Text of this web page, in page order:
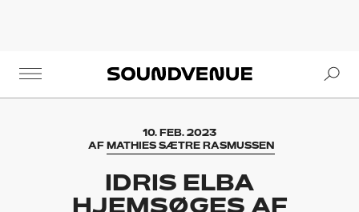
Soundvenue
10. FEB. 2023
AF MATHIES SÆTRE RASMUSSEN
IDRIS ELBA
HJEMSØGES AF